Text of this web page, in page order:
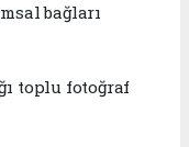
bağları
toplu fotoğraf